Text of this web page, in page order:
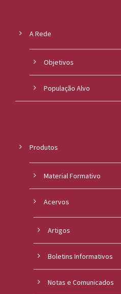
A Rede
Objetivos
População Alvo
Produtos
Material Formativo
Acervos
Artigos
Boletins Informativos
Notas e Comunicados